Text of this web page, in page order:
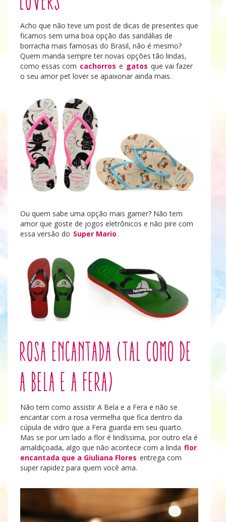
Acho que não teve um post de dicas de presentes que
ficamos sem uma boa opção das sandálias de
borracha mais famosas do Brasil, não é mesmo?
Quem manda sempre ter novas opções tão lindas,
como essas com cachorros e gatos que vai fazer
o seu amor pet lover se apaixonar ainda mais.
Ou quem sabe uma opção mais gamer? Não tem
amor que goste de jogos eletrônicos e não pire com
essa versão do Super Mario .
Rosa Encantada (tal como de
A Bela e a Fera)
Não tem como assistir A Bela e a Fera e não se
encantar com a rosa vermelha que fica dentro da
cúpula de vidro que a Fera guarda em seu quarto.
Mas se por um lado a flor é lindíssima, por outro ela é
amaldiçoada, algo que não acontece com a linda flor
encantada que a Giuliana Flores entrega com
super rapidez para quem você ama.